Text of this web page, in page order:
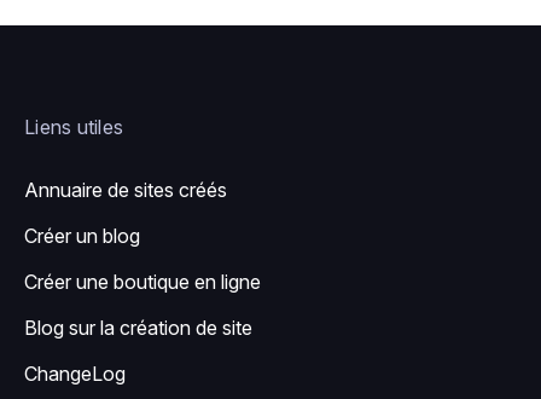
Liens utiles
Annuaire de sites créés
Créer un blog
Créer une boutique en ligne
Blog sur la création de site
ChangeLog